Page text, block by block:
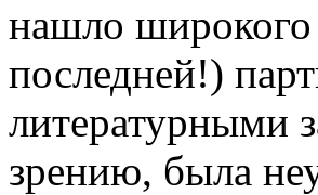
нашло
последней!)
литературными
зрению, была